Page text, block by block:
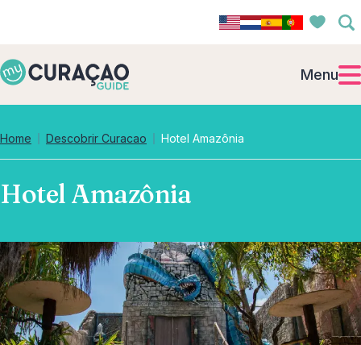
Menu
Home Descobrir Curacao Hotel Amazônia
Hotel Amazônia